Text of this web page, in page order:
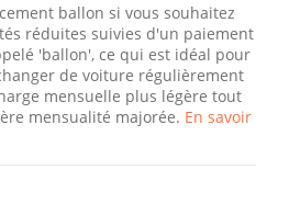
ballon si vous souhaitez
réduites suivies d'un paiement
'ballon', ce qui est idéal pour
de voiture régulièrement
mensuelle plus légère tout
mensualité majorée. En savoir